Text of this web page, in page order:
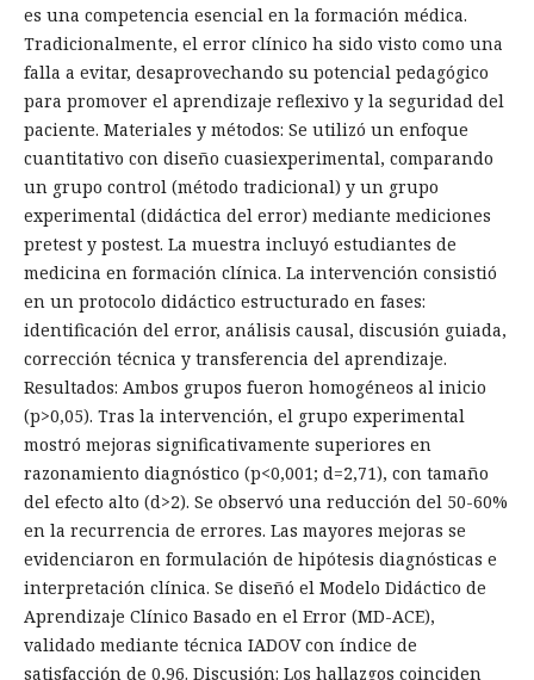
es una competencia esencial en la formación médica.
Tradicionalmente, el error clínico ha sido visto como una
falla a evitar, desaprovechando su potencial pedagógico
para promover el aprendizaje reflexivo y la seguridad del
paciente. Materiales y métodos: Se utilizó un enfoque
cuantitativo con diseño cuasiexperimental, comparando
un grupo control (método tradicional) y un grupo
experimental (didáctica del error) mediante mediciones
pretest y postest. La muestra incluyó estudiantes de
medicina en formación clínica. La intervención consistió
en un protocolo didáctico estructurado en fases:
identificación del error, análisis causal, discusión guiada,
corrección técnica y transferencia del aprendizaje.
Resultados: Ambos grupos fueron homogéneos al inicio
(p>0,05). Tras la intervención, el grupo experimental
mostró mejoras significativamente superiores en
razonamiento diagnóstico (p<0,001; d=2,71), con tamaño
del efecto alto (d>2). Se observó una reducción del 50-60%
en la recurrencia de errores. Las mayores mejoras se
evidenciaron en formulación de hipótesis diagnósticas e
interpretación clínica. Se diseñó el Modelo Didáctico de
Aprendizaje Clínico Basado en el Error (MD-ACE),
validado mediante técnica IADOV con índice de
satisfacción de 0,96. Discusión: Los hallazgos coinciden